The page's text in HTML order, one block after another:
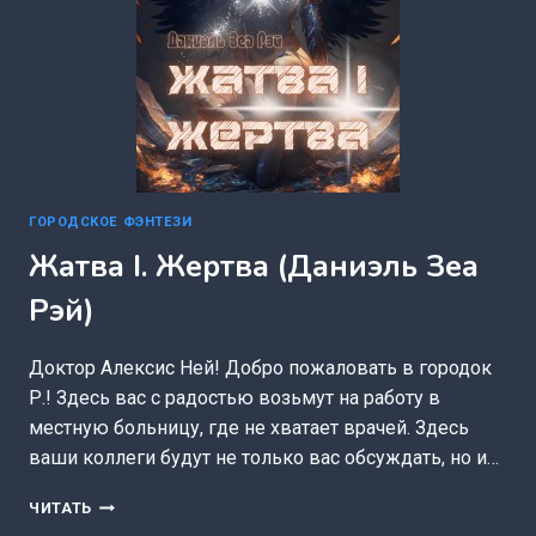
ГОРОДСКОЕ ФЭНТЕЗИ
Жатва I. Жертва (Даниэль Зеа
Рэй)
Доктор Алексис Ней! Добро пожаловать в городок
Р.! Здесь вас с радостью возьмут на работу в
местную больницу, где не хватает врачей. Здесь
ваши коллеги будут не только вас обсуждать, но и…
ЧИТАТЬ ЖАТВА